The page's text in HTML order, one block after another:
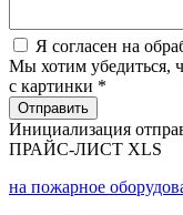
Я согласен на
Мы хотим убедиться,
с картинки *
Отправить
Инициализация
ПРАЙС-ЛИСТ XLS
на пожарное